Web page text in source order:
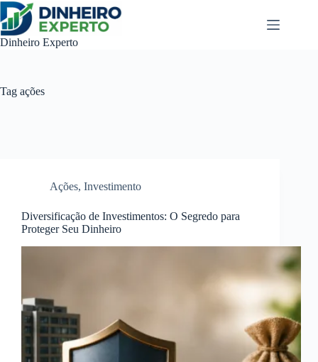
Pular
para
o
conteúdo
Dinheiro Experto
Tag ações
Ações, Investimento
Diversificação de Investimentos: O Segredo para
Proteger Seu Dinheiro